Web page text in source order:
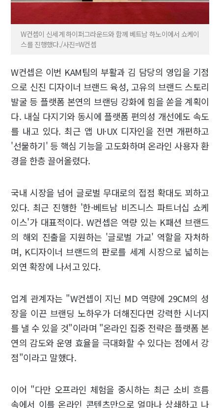
W컨셉이 신세계 하이퍼그라운드와 함께 베트남 하노이에서 쇼케이
스를 진행했다./사진=W컨셉
W컨셉은 이번 KAM팀의 부활과 김 담당의 영입을 기점
으로 신진 디자이너 브랜드 육성, 고유의 브랜드 스토리
발굴 등 플랫폼 본연의 브랜딩 강화에 힘을 쏟을 계획이
다. 내실 다지기와 동시에 플랫폼 편의성 개선에도 속도
를 내고 있다. 최근 앱 UI·UX 디자인을 전면 개편하고
'선물하기' 등 핵심 기능을 고도화하며 온라인 사용자 환
경을 한층 끌어올렸다.
국내 시장을 넘어 글로벌 무대로의 접점 확대도 꾀하고
있다. 최근 진행한 '한-베트남 비즈니스 파트너십 쇼케
이스'가 대표적이다. W컨셉은 역량 있는 K패션 브랜드
의 해외 진출을 지원하는 '글로벌 가교' 역할을 자처하
며, K디자이너 브랜드의 판로를 세계 시장으로 넓히는
외연 확장에 나서고 있다.
업계 관계자는 "W컨셉이 지닌 MD 역량에 29CM의 성
장을 이끈 브랜딩 노하우가 더해진다면 강력한 시너지
를 낼 수 있을 것"이라며 "온라인 집중 전략은 플랫폼 본
연의 감도와 운영 효율을 극대화할 수 있다는 점에서 강
점"이라고 말했다.
이어 "다만 오프라인 체험을 중시하는 최근 소비 흐름
속에서 이를 온라인 콘텐츠만으로 얼마나 상쇄하고 나